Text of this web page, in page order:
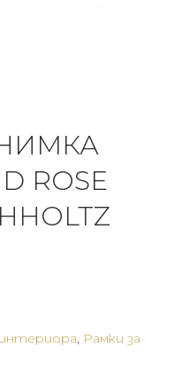
ROSE
, Рамки за